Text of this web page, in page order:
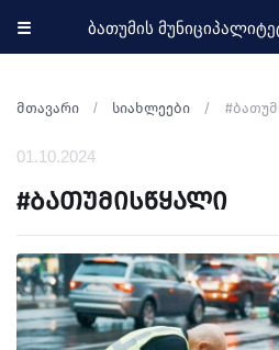
☰ ბათუმის
მთავარი სიახლეები
01.10.2024
#ბათუმისწყალი